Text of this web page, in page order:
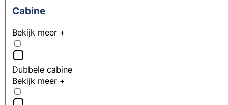
Cabine
Bekijk meer +
Dubbele cabine
Bekijk meer +